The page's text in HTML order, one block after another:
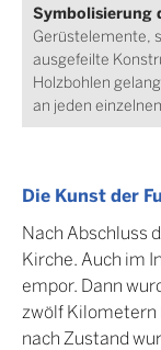
Symbolisierung
Gerüstelemente,
ausgefeilte
Holzbohlen
an jeden
Die Kunst der
Nach Abschluss
Kirche. Auch im
empor. Dann
zwölf Kilometern
nach Zustand